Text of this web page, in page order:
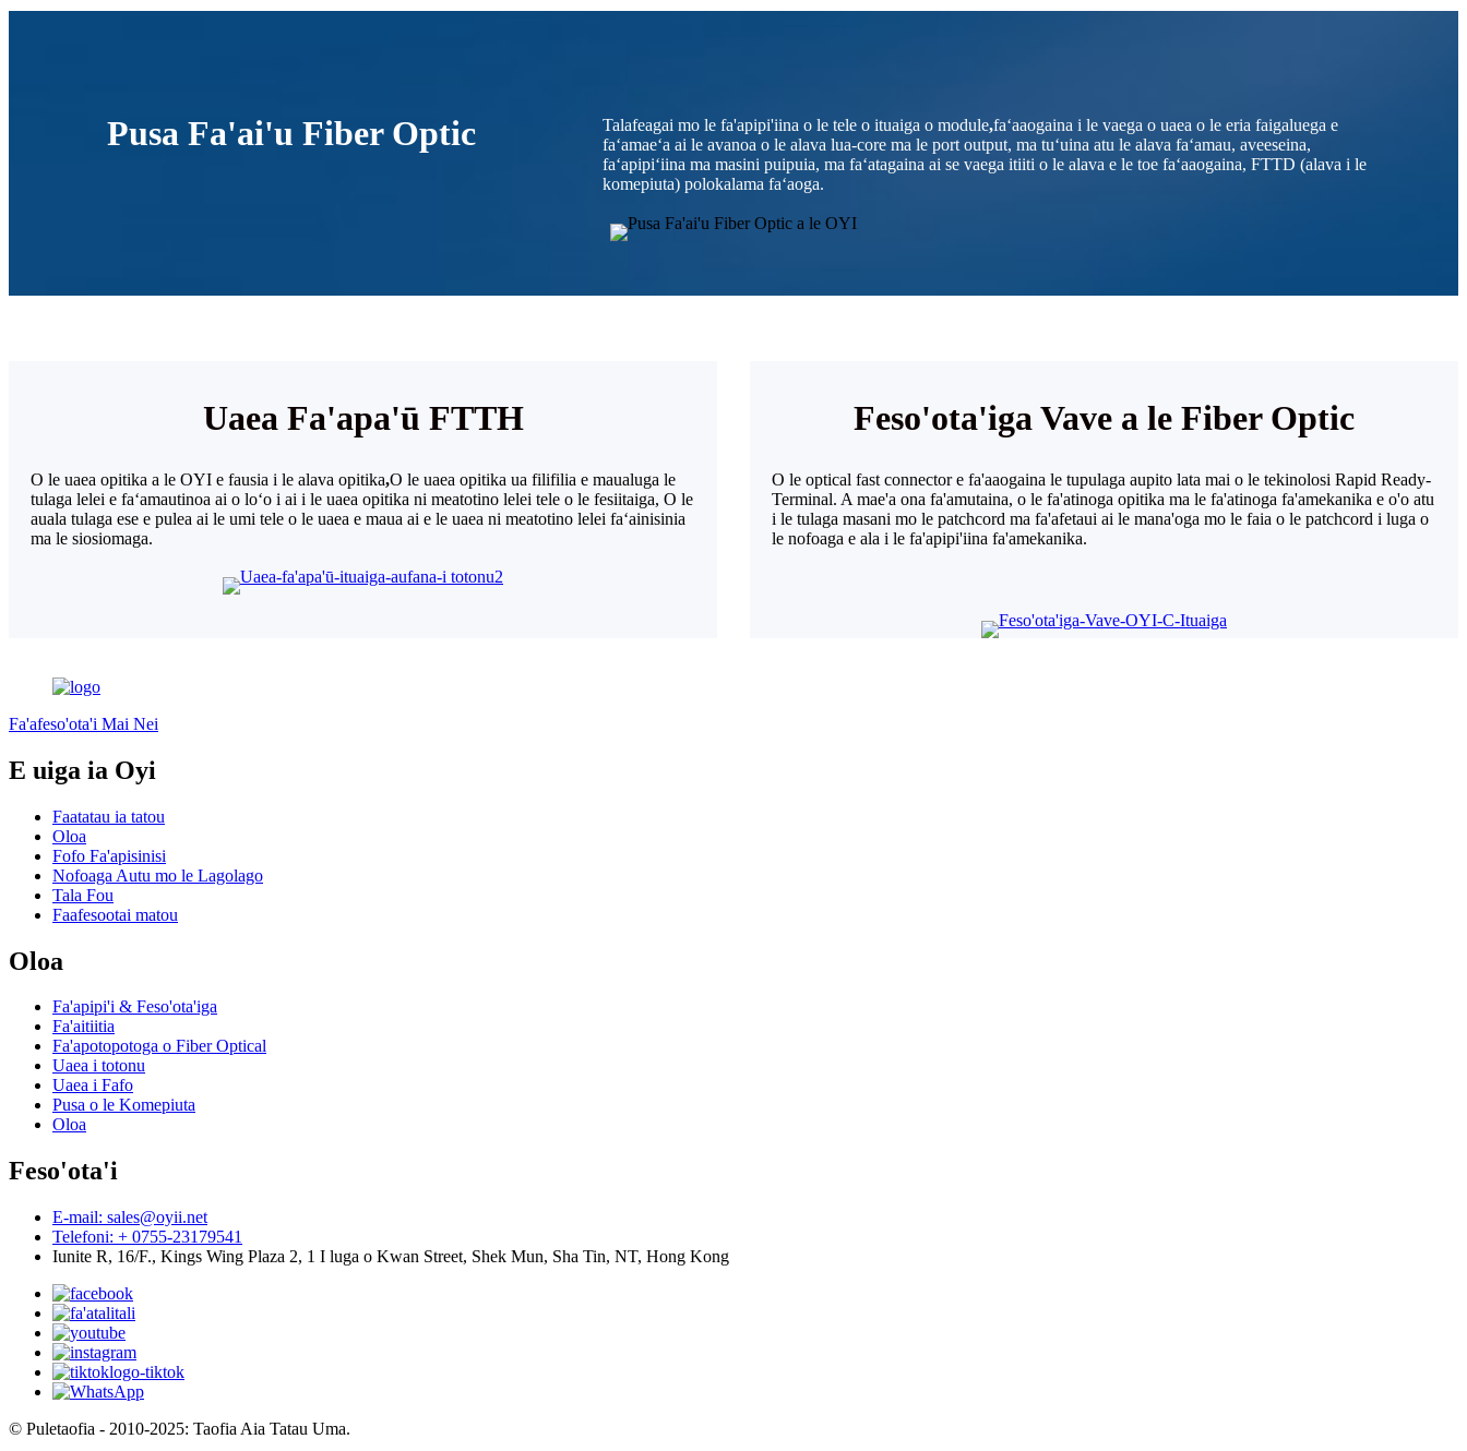
Pusa Fa'ai'u Fiber Optic Talafeagai mo le fa'apipi'iina o le tele o ituaiga o module,faʻaaogaina i le vaega o uaea o le eria faigaluega e
faʻamaeʻa ai le avanoa o le alava lua-core ma le port output, ma tuʻuina atu le alava faʻamau, aveeseina,
faʻapipiʻiina ma masini puipuia, ma faʻatagaina ai se vaega itiiti o le alava e le toe faʻaaogaina, FTTD (alava i le
komepiuta) polokalama faʻaoga.
Uaea Fa'apa'ū FTTH
O le uaea opitika a le OYI e fausia i le alava opitika,O le uaea opitika ua filifilia e maualuga le
tulaga lelei e faʻamautinoa ai o loʻo i ai i le uaea opitika ni meatotino lelei tele o le fesiitaiga, O le
auala tulaga ese e pulea ai le umi tele o le uaea e maua ai e le uaea ni meatotino lelei faʻainisinia
ma le siosiomaga.
Feso'ota'iga Vave a le Fiber Optic
O le optical fast connector e fa'aaogaina le tupulaga aupito lata mai o le tekinolosi Rapid Ready-
Terminal. A mae'a ona fa'amutaina, o le fa'atinoga opitika ma le fa'atinoga fa'amekanika e o'o atu
i le tulaga masani mo le patchcord ma fa'afetaui ai le mana'oga mo le faia o le patchcord i luga o
le nofoaga e ala i le fa'apipi'iina fa'amekanika.
Fa'afeso'ota'i Mai Nei
E uiga ia Oyi
Faatatau ia tatou
Oloa
Fofo Fa'apisinisi
Nofoaga Autu mo le Lagolago
Tala Fou
Faafesootai matou
Oloa
Fa'apipi'i & Feso'ota'iga
Fa'aitiitia
Fa'apotopotoga o Fiber Optical
Uaea i totonu
Uaea i Fafo
Pusa o le Komepiuta
Oloa
Feso'ota'i
E-mail: sales@oyii.net
Telefoni: + 0755-23179541
Iunite R, 16/F., Kings Wing Plaza 2, 1 I luga o Kwan Street, Shek Mun, Sha Tin, NT, Hong Kong
© Puletaofia - 2010-2025: Taofia Aia Tatau Uma.